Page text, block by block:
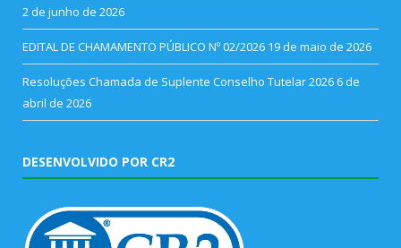
2 de junho de 2026
EDITAL DE CHAMAMENTO PÚBLICO Nº 02/2026 19 de maio de 2026
Resoluções Chamada de Suplente Conselho Tutelar 2026 6 de
abril de 2026
DESENVOLVIDO POR CR2